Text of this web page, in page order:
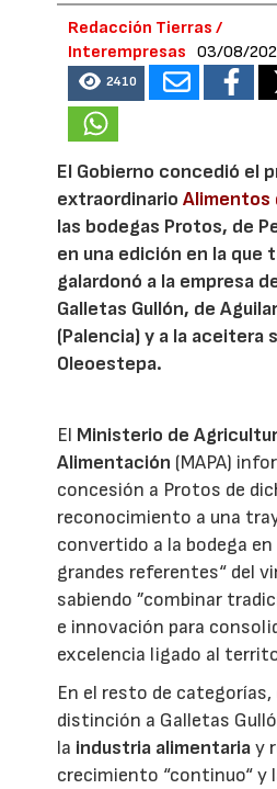
Redacción Tierras /
Interempresas
03/08/
2410
El Gobierno concedió el
extraordinarioAlimentos
las bodegas Protos, de
en una edición en la que
galardonó a la empresa
Galletas Gullón, de
(Palencia) y a la aceitera
Oleoestepa.
El Ministerio de
Alimentación (MAPA)
concesión a Protos de
reconocimiento a una
convertido a la bodega en
grandes referentes“ del
sabiendo ”combinar
e innovación para
excelencia ligado al
En el resto de categorías,
distinción a Galletas
la industria alimentariay
crecimiento “continuo“ y